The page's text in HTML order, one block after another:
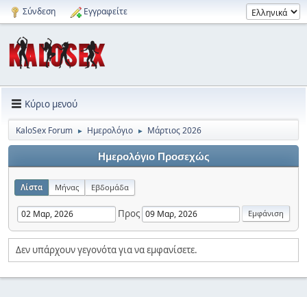
Σύνδεση Εγγραφείτε
Κύριο μενού
KaloSex Forum ► Ημερολόγιο ► Μάρτιος 2026
Ημερολόγιο Προσεχώς
Λίστα Μήνας Εβδομάδα
Προς
Δεν υπάρχουν γεγονότα για να εμφανίσετε.